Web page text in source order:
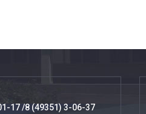
17 8 (49351) 3-06-37